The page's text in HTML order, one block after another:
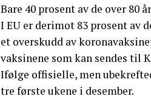
Bare 40 prosent av de over 80
I EU er derimot 83 prosent av
et overskudd av
vaksinene som kan sendes til
Ifølge offisielle, men
tre første ukene i desember.